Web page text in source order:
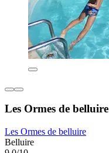
Les Ormes de belluire
Les Ormes de belluire
Belluire